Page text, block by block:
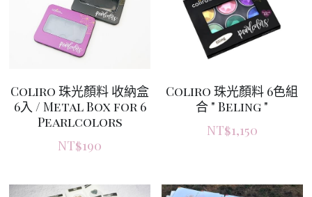
Coliro 珠光顏料 收納盒
6入 / Metal Box for 6
Pearlcolors
NT$190
Coliro 珠光顏料 6色組
合 " Beling "
NT$1,150